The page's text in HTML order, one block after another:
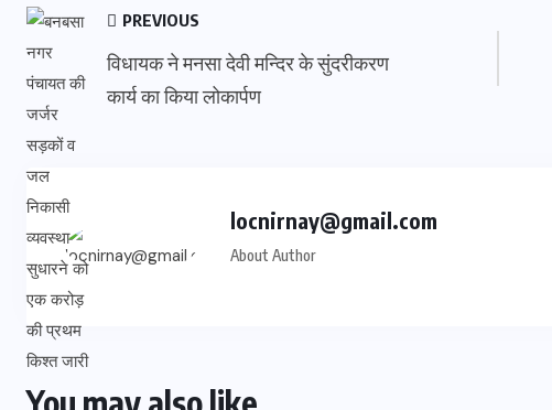
PREVIOUS
विधायक ने मनसा देवी मन्दिर के सुंदरीकरण
कार्य का किया लोकार्पण
locnirnay@gmail.com
About Author